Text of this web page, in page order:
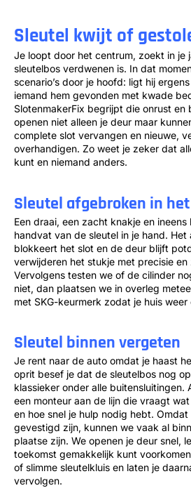
Sleutel kwijt of
Je loopt door het centrum, zoekt in je
sleutelbos verdwenen is. In dat
scenario’s door je hoofd: ligt hij
iemand hem gevonden met kwade
SlotenmakerFix begrijpt die onrust en
openen niet alleen je deur maar
complete slot vervangen en nieuwe,
overhandigen. Zo weet je zeker dat
kunt en niemand anders.
Sleutel afgebroken in
Een draai, een zacht knakje en ineens
handvat van de sleutel in je hand.
blokkeert het slot en de deur blijft
verwijderen het stukje met precisie en
Vervolgens testen we of de cilinder
niet, dan plaatsen we in overleg
met SKG-keurmerk zodat je huis
Sleutel binnen vergeten
Je rent naar de auto omdat je haast
oprit besef je dat de sleutelbos nog
klassieker onder alle buitensluitingen.
een monteur aan de lijn die vraagt
en hoe snel je hulp nodig hebt.
gevestigd zijn, kunnen we vaak al
plaatse zijn. We openen je deur snel,
toekomst gemakkelijk kunt
of slimme sleutelkluis en laten je
vervolgen.